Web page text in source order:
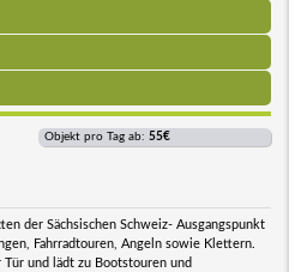
Objekt pro Tag ab: 55€
der Sächsischen Schweiz- Ausgangspunkt
Fahrradtouren, Angeln sowie Klettern.
und lädt zu Bootstouren und